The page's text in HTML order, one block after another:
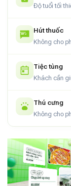
Độ tuổi tối
Hút thuốc
Không cho
Tiệc tùng
Khách cần
Thú cưng
Không cho